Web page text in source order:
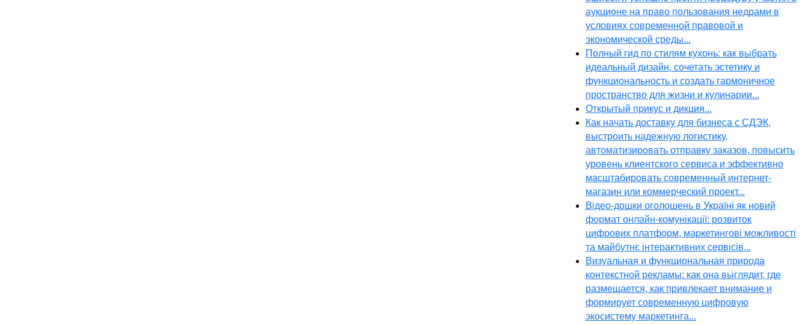
аукционе на право пользования недрами в
условиях современной правовой и
экономической среды...
Полный гид по стилям кухонь: как выбрать
идеальный дизайн, сочетать эстетику и
функциональность и создать гармоничное
пространство для жизни и кулинарии...
Открытый прикус и дикция...
Как начать доставку для бизнеса с СДЭК,
выстроить надежную логистику,
автоматизировать отправку заказов, повысить
уровень клиентского сервиса и эффективно
масштабировать современный интернет-
магазин или коммерческий проект...
Відео-дошки оголошень в Україні як новий
формат онлайн-комунікації: розвиток
цифрових платформ, маркетингові можливості
та майбутнє інтерактивних сервісів...
Визуальная и функциональная природа
контекстной рекламы: как она выглядит, где
размещается, как привлекает внимание и
формирует современную цифровую
экосистему маркетинга...